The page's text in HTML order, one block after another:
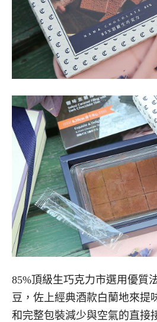
85%頂級生巧克力市選用優質
豆，佐上經典酒款白蘭地來提
和完整包裝減少與空氣的直接